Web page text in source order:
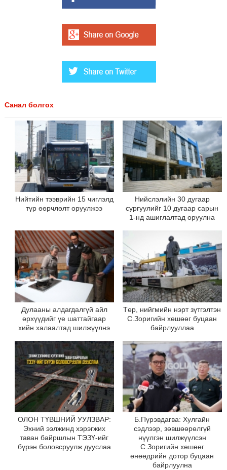
Санал болгох
Нийтийн тээврийн 15 чиглэлд
түр өөрчлөлт оруулжээ
Нийслэлийн 30 дугаар
сургуулийг 10 дугаар сарын
1-нд ашиглалтад оруулна
Дулааны алдагдалгүй айл
өрхүүдийг үе шаттайгаар
хийн халаалтад шилжүүлнэ
Төр, нийгмийн нэрт зүтгэлтэн
С.Зоригийн хөшөөг буцаан
байрлууллаа
ОЛОН ТҮВШНИЙ УУЛЗВАР:
Эхний ээлжинд хэрэгжих
таван байршлын ТЭЗҮ-ийг
бүрэн боловсруулж дууслаа
Б.Пүрэвдагва: Хулгайн
сэдлээр, зөвшөөрөлгүй
нүүлгэн шилжүүлсэн
С.Зоригийн хөшөөг
өнөөдрийн дотор буцаан
байрлуулна